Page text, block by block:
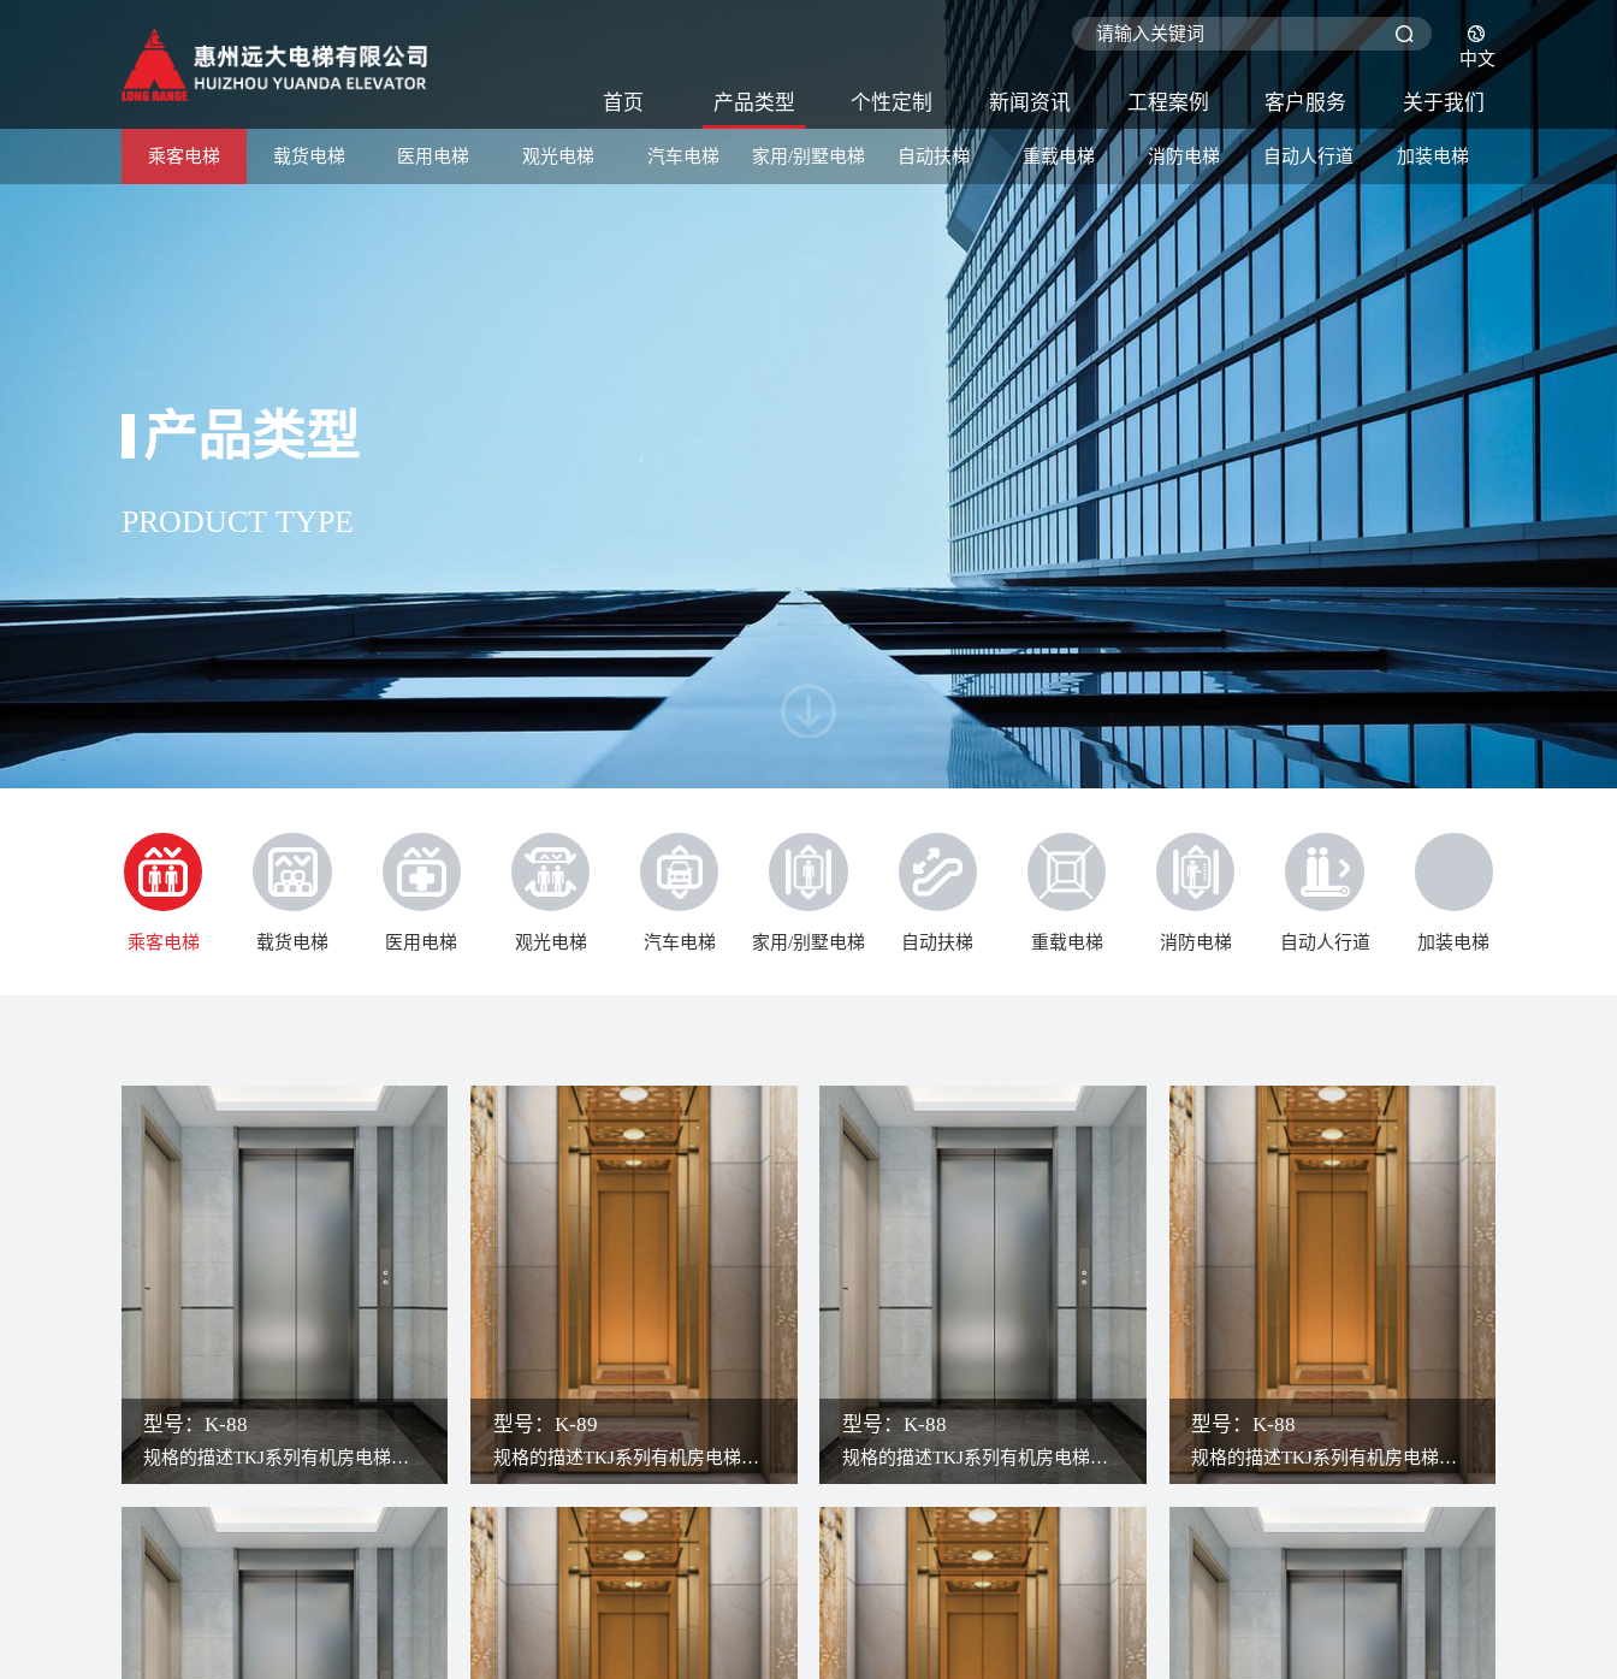
中文
首页 产品类型
乘客电梯 载货电梯 医用电梯 观光电梯 汽车电梯 家用/别墅电梯 自动扶梯 重载电梯 消防电梯 自动人行道 加装电梯
个性定制 新闻资讯 工程案例 客户服务 关于我们
产品类型
PRODUCT TYPE
乘客电梯 载货电梯 医用电梯 观光电梯 汽车电梯 家用/别墅电梯 自动扶梯 重载电梯 消防电梯 自动人行道 加装电梯
型号：K-88
规格的描述TKJ系列有机房电梯，
传统构造与现代无齿轮曳引机结
合，更高效更稳定。因曳引机安装
于井道上方，轿厢可以充分占用井
道，故可将轿厢打造得更宽敞。检
型号：K-89
规格的描述TKJ系列有机房电梯，
传统构造与现代无齿轮曳引机结
合，更高效更稳定。因曳引机安装
于井道上方，轿厢可以充分占用井
道，故可将轿厢打造得更宽敞。检
修过程安全、方便。
型号：K-88
规格的描述TKJ系列有机房电梯，
传统构造与现代无齿轮曳引机结
合，更高效更稳定。因曳引机安装
于井道上方，轿厢可以充分占用井
道，故可将轿厢打造得更宽敞。检
修过程安全、方便。
型号：K-88
规格的描述TKJ系列有机房电梯，
传统构造与现代无齿轮曳引机结
合，更高效更稳定。因曳引机安装
于井道上方，轿厢可以充分占用井
道，故可将轿厢打造得更宽敞。检